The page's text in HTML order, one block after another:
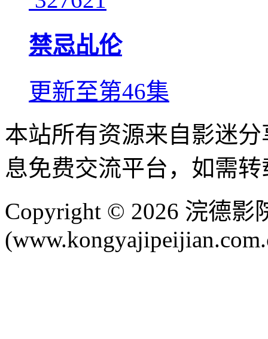
禁忌乩伦
更新至第46集
本站所有资源来自影迷
息免费交流平台，如需
Copyright © 2026 浣德影